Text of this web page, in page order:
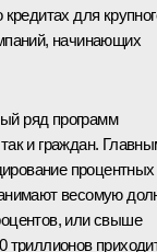
для
начинающих
ряд программ
и граждан.
процентных
весомую
или свыше
триллионов